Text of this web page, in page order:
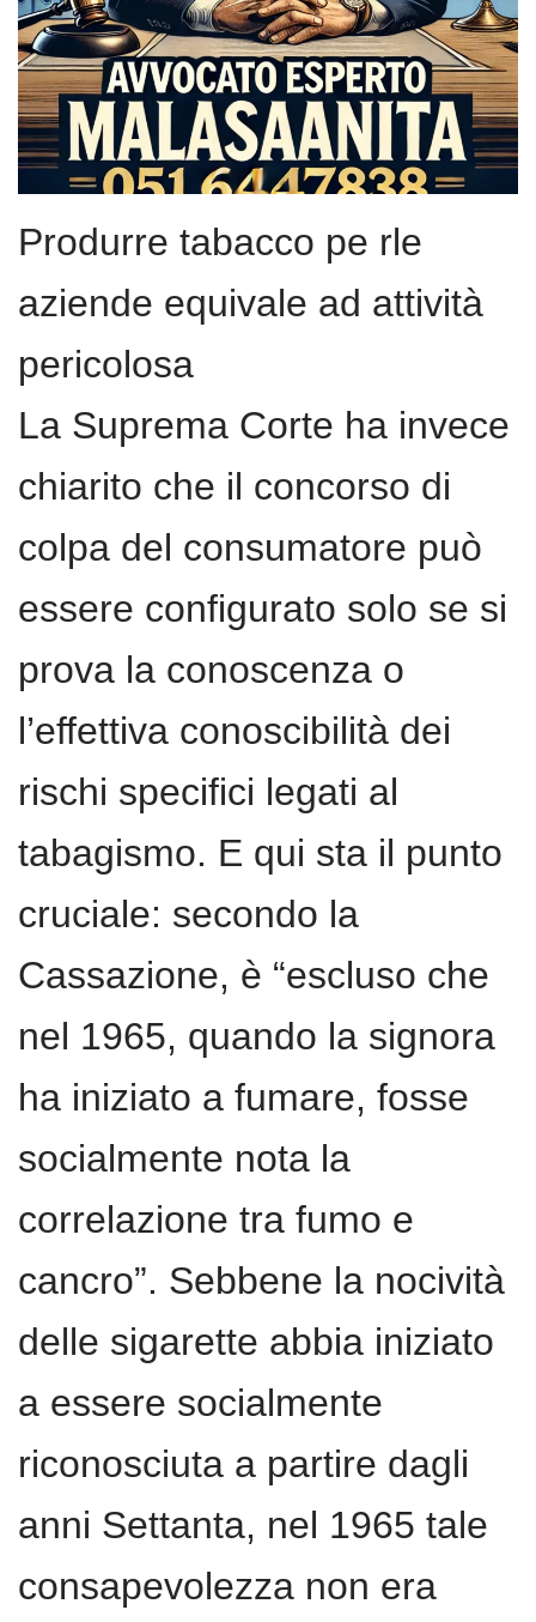
Produrre tabacco pe rle
aziende equivale ad attività
pericolosa
La Suprema Corte ha invece
chiarito che il concorso di
colpa del consumatore può
essere configurato solo se si
prova la conoscenza o
l’effettiva conoscibilità dei
rischi specifici legati al
tabagismo. E qui sta il punto
cruciale: secondo la
Cassazione, è “escluso che
nel 1965, quando la signora
ha iniziato a fumare, fosse
socialmente nota la
correlazione tra fumo e
cancro”. Sebbene la nocività
delle sigarette abbia iniziato
a essere socialmente
riconosciuta a partire dagli
anni Settanta, nel 1965 tale
consapevolezza non era